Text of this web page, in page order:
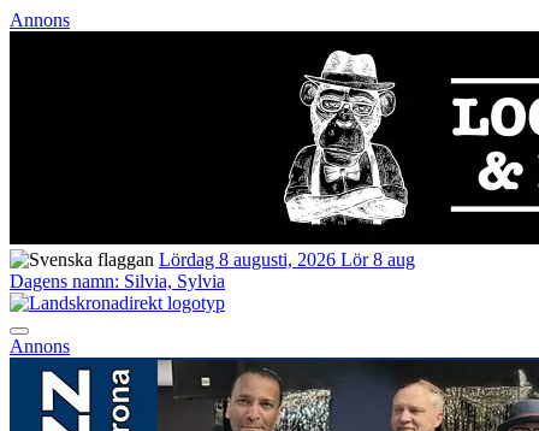
Annons
Lördag 8 augusti, 2026 Lör 8 aug
Dagens namn: Silvia, Sylvia
Annons